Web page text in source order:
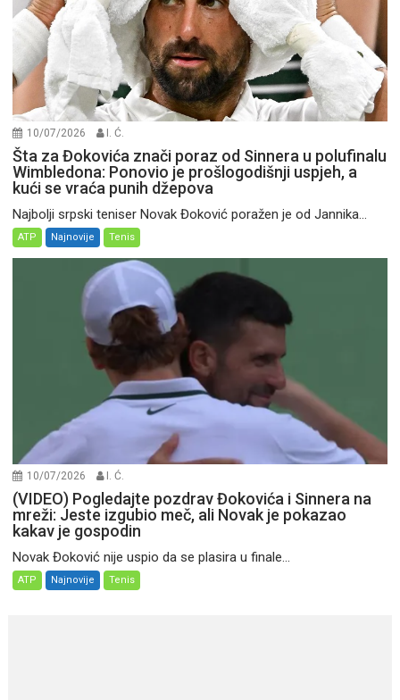
10/07/2026 I. Ć.
Šta za Đokovića znači poraz od Sinnera u polufinalu
Wimbledona: Ponovio je prošlogodišnji uspjeh, a
kući se vraća punih džepova
Najbolji srpski teniser Novak Đoković poražen je od Jannika...
ATP Najnovije Tenis
10/07/2026 I. Ć.
(VIDEO) Pogledajte pozdrav Đokovića i Sinnera na
mreži: Jeste izgubio meč, ali Novak je pokazao
kakav je gospodin
Novak Đoković nije uspio da se plasira u finale...
ATP Najnovije Tenis